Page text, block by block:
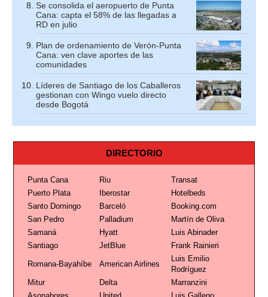
Se consolida el aeropuerto de Punta
Cana: capta el 58% de las llegadas a
RD en julio
Plan de ordenamiento de Verón-Punta
Cana: ven clave aportes de las
comunidades
Líderes de Santiago de los Caballeros
gestionan con Wingo vuelo directo
desde Bogotá
DIRECTORIO
Punta Cana Riu
Transat
Puerto Plata
Iberostar
Hotelbeds
Santo Domingo
Barceló
Booking.com
San Pedro
Palladium
Martín de Oliva
Samaná
Hyatt
Luis Abinader
Santiago
JetBlue Frank Rainieri
Romana-Bayahíbe American Airlines
Luis Emilio
Rodríguez
Mitur
Delta
Marranzini